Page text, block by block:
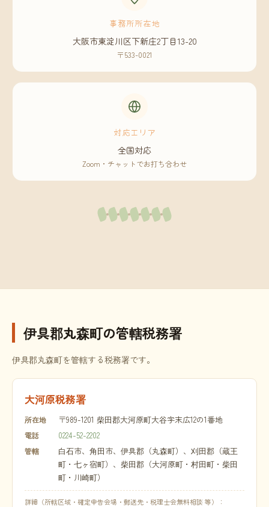
事務所所在地
大阪市東淀川区下新庄2丁目13-20
〒533-0021
対応エリア
全国対応
Zoom・チャットでお打ち合わせ
伊具郡丸森町の管轄税務署
伊具郡丸森町を管轄する税務署です。
大河原税務署
所在地 〒989-1201 柴田郡大河原町大谷字末広12の1番地
電話 0224-52-2202
管轄
白石市、角田市、伊具郡（丸森町）、刈田郡（蔵王
町・七ヶ宿町）、柴田郡（大河原町・村田町・柴田
町・川崎町）
詳細（所轄区域・確定申告会場・郵送先・税理士会無料相談 等）：